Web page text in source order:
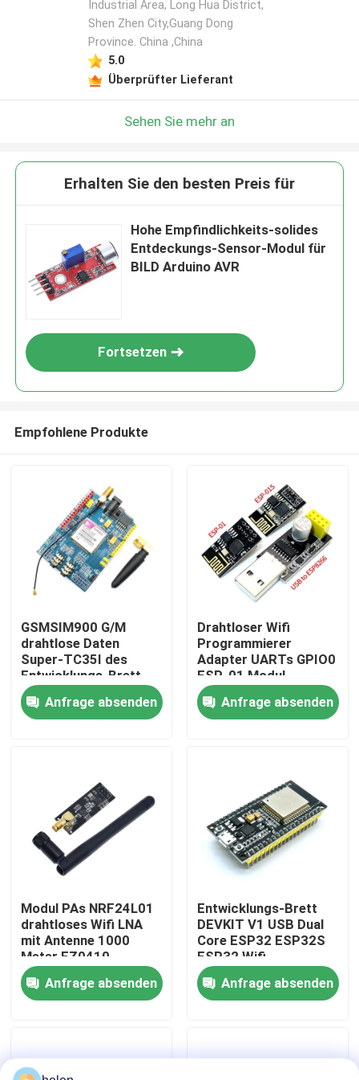
Hinterlass eine Nachricht
Wir rufen Sie bald zurück!
EINREICHEN
Produkte
Über uns
Qualitätskontrolle
Kontaktieren Sie uns
Neuigkeiten
Rechtssachen
Verstärker-Board-Modul
Industrial Area, Long Hua District,
Shen Zhen City,Guang Dong
Province. China ,China
5.0
Überprüfter Lieferant
Sehen Sie mehr an
Erhalten Sie den besten Preis für
Hohe Empfindlichkeits-solides
Entdeckungs-Sensor-Modul für
BILD Arduino AVR
Fortsetzen
Empfohlene Produkte
GSMSIM900 G/M
drahtlose Daten
Super-TC35I des
Entwicklungs-Brett-
GPRS SMS
Anfrage absenden
Drahtloser Wifi
Programmierer
Adapter UARTs GPIO0
ESP-01 Modul-
ESP8266 CH340G
Esp01Anfrage absenden
Modul PAs NRF24L01
drahtloses Wifi LNA
mit Antenne 1000
Meter FZ0410
Anfrage absenden
Entwicklungs-Brett
DEVKIT V1 USB Dual
Core ESP32 ESP32S
ESP32 Wifi
Anfrage absenden